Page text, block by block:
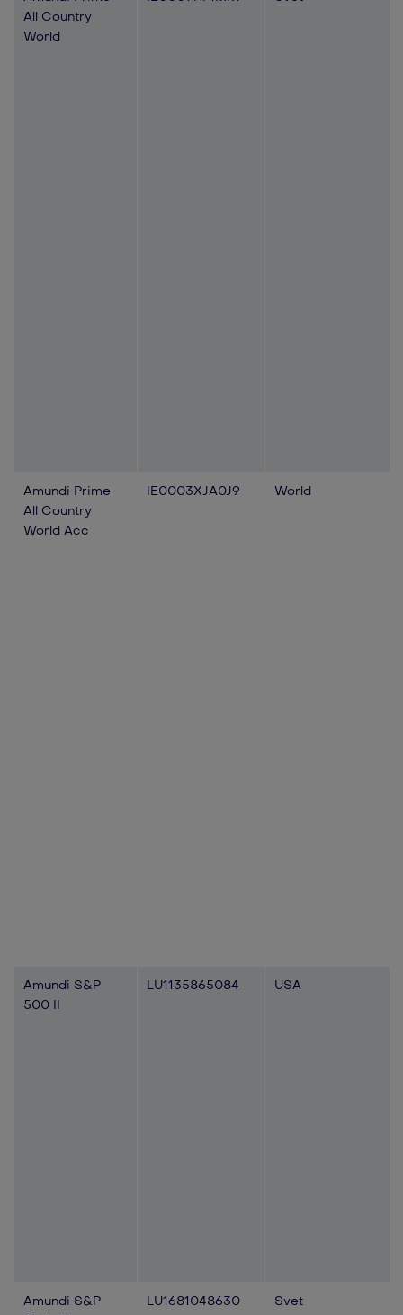
All Country
World
Amundi Prime
All Country
World Acc
IE0003XJA0J9 World
Amundi S&P
500 II
LU1135865084 USA
Amundi S&P
LU1681048630 Svet